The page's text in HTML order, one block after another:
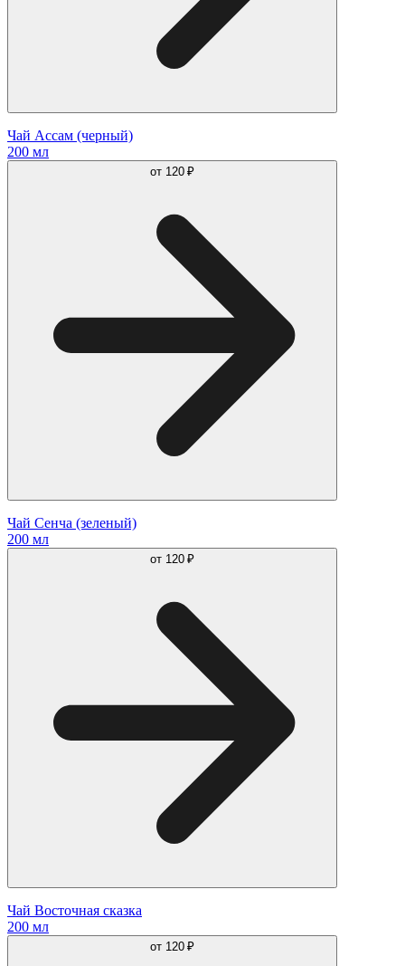
Чай Ассам (черный)
200 мл
от 120 ₽
Чай Сенча (зеленый)
200 мл
от 120 ₽
Чай Восточная сказка
200 мл
от 120 ₽